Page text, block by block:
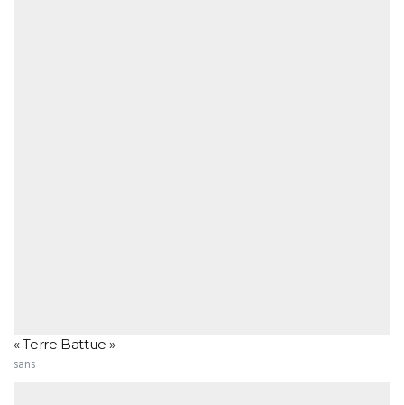
« Terre Battue »
sans